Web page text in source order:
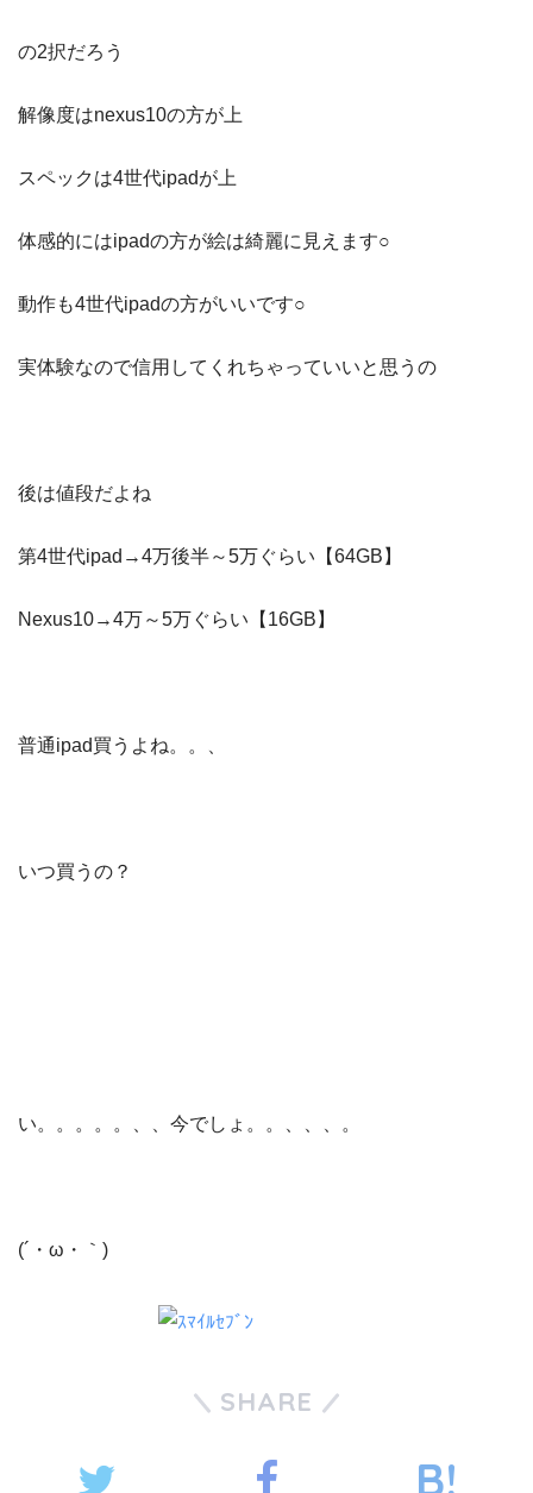
の2択だろう
解像度はnexus10の方が上
スペックは4世代ipadが上
体感的にはipadの方が絵は綺麗に見えます○
動作も4世代ipadの方がいいです○
実体験なので信用してくれちゃっていいと思うの
後は値段だよね
第4世代ipad→4万後半～5万ぐらい【64GB】
Nexus10→4万～5万ぐらい【16GB】
普通ipad買うよね。。、
いつ買うの？
い。。。。。、、今でしょ。。、、、。
(´・ω・｀)
SHARE